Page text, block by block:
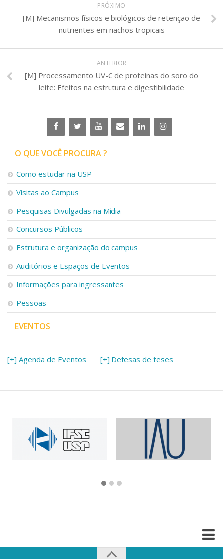
PRÓXIMO
[M] Mecanismos físicos e biológicos de retenção de
nutrientes em riachos tropicais
ANTERIOR
[M] Processamento UV-C de proteínas do soro do
leite: Efeitos na estrutura e digestibilidade
O QUE VOCÊ PROCURA ?
Como estudar na USP
Visitas ao Campus
Pesquisas Divulgadas na Mídia
Concursos Públicos
Estrutura e organização do campus
Auditórios e Espaços de Eventos
Informações para ingressantes
Pessoas
EVENTOS
[+] Agenda de Eventos [+] Defesas de teses